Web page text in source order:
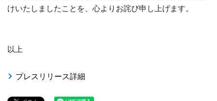
けいたしましたことを、心よりお詫び申し上げます。
以上
プレスリリース詳細